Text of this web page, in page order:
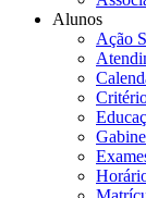
Alunos
Ação